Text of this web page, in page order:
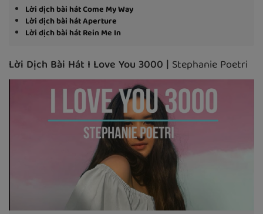
Lời dịch bài hát Come My Way
Lời dịch bài hát Aperture
Lời dịch bài hát Rein Me In
Lời Dịch Bài Hát I Love You 3000 | Stephanie Poetri